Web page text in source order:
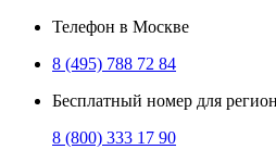
Телефон в Москве
8 (495) 788 72 84
Бесплатный номер для
8 (800) 333 17 90